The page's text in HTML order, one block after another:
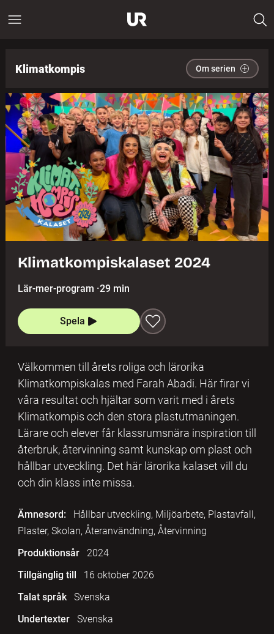
Klimatkompis Om serien
Klimatkompiskalaset 2024
Lär-mer-program ·29 min
Spela
Välkommen till årets roliga och lärorika
Klimatkompiskalas med Farah Abadi. Här firar vi
våra resultat och hjältar som varit med i årets
Klimatkompis och den stora plastutmaningen.
Lärare och elever får klassrumsnära inspiration till
återbruk, återvinning samt kunskap om plast och
hållbar utveckling. Det här lärorika kalaset vill du
och din klass inte missa.
Ämnesord:
Hållbar utveckling, Miljöarbete, Plastavfall,
Plaster, Skolan, Återanvändning, Återvinning
Produktionsår
2024
Tillgänglig till
16 oktober 2026
Talat språk
Svenska
Undertexter
Svenska